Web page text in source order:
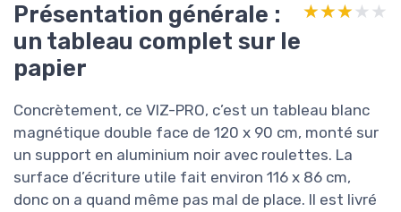
Présentation générale :
un tableau complet sur le
papier
★★★★★
★★★★★
Concrètement, ce VIZ-PRO, c’est un tableau blanc
magnétique double face de 120 x 90 cm, monté sur
un support en aluminium noir avec roulettes. La
surface d’écriture utile fait environ 116 x 86 cm,
donc on a quand même pas mal de place. Il est livré